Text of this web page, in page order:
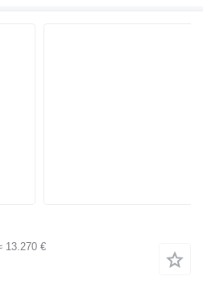
13.270 €